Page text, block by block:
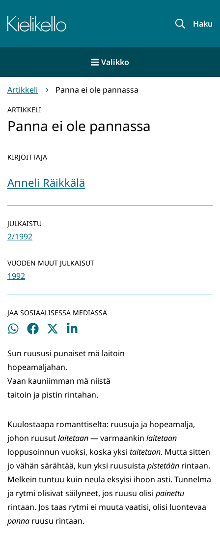
sisältöön
Etusivu Haku
Valikko
Artikkeli Panna ei ole pannassa
ARTIKKELI
Panna ei ole pannassa
KIRJOITTAJA
Anneli Räikkälä
JULKAISTU
2/1992
VUODEN MUUT JULKAISUT
1992
JAA SOSIAALISESSA MEDIASSA
Jaa
Jaa
Jaa
Jaa
Sun ruususi punaiset mä laitoin
hopeamaljahan.
Vaan kauniimman mä niistä
taitoin ja pistin rintahan.
Kuulostaapa romanttiselta: ruusuja ja hopeamalja,
johon ruusutlaitetaan— varmaankin laitetaan
loppusoinnun vuoksi, koska yksi taitetaan. Mutta sitten
jo vähän särähtää, kun yksi ruusuista pistetään rintaan.
Melkein tuntuu kuin neula eksyisi ihoon asti. Tunnelma
ja rytmi olisivat säilyneet, jos ruusu olisi painettu
rintaan. Jos taas rytmi ei muuta vaatisi, olisi luontevaa
panna ruusu rintaan.